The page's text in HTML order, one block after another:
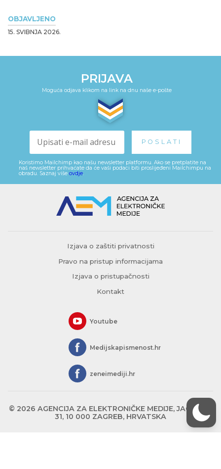
OBJAVLJENO
15. SVIBNJA 2026.
PRIJAVA
Moguća odjava klikom na link na dnu naše e-pošte
Koristimo Mailchimp kao našu newsletter platformu. Ako se pretplatite na
naš newsletter prihvaćate da će vaši podaci biti proslijeđeni Mailchimpu na
obradu. Saznaj više ovdje.
Izjava o zaštiti privatnosti
Pravo na pristup informacijama
Izjava o pristupačnosti
Kontakt
Youtube
Medijskapismenost.hr
zeneimediji.hr
© 2026 AGENCIJA ZA ELEKTRONIČKE MEDIJE, JAGIĆEVA
31, 10 000 ZAGREB, HRVATSKA